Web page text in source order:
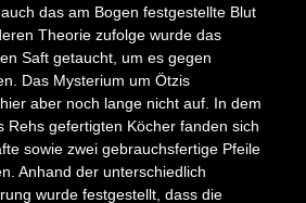
das am Bogen festgestellte Blut
Theorie zufolge wurde das
Saft getaucht, um es gegen
Das Mysterium um Ötzis
aber noch lange nicht auf. In dem
Rehs gefertigten Köcher fanden sich
sowie zwei gebrauchsfertige Pfeile
Anhand der unterschiedlich
wurde festgestellt, dass die